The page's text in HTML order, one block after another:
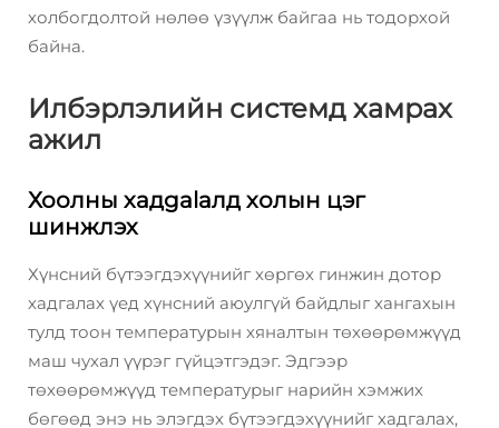
холбогдолтой нөлөө үзүүлж байгаа нь тодорхой
байна.
Илбэрлэлийн системд хамрах
ажил
Хоолны хадgalалд холын цэг
шинжлэх
Хүнсний бүтээгдэхүүнийг хөргөх гинжин дотор
хадгалах үед хүнсний аюулгүй байдлыг хангахын
тулд тоон температурын хяналтын төхөөрөмжүүд
маш чухал үүрэг гүйцэтгэдэг. Эдгээр
төхөөрөмжүүд температурыг нарийн хэмжих
бөгөөд энэ нь элэгдэх бүтээгдэхүүнийг хадгалах,